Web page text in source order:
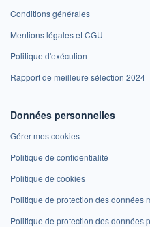
Conditions générales
Mentions légales et CGU
Politique d'exécution
Rapport de meilleure sélection 2024
Données personnelles
Gérer mes cookies
Politique de confidentialité
Politique de cookies
Politique de protection des données
Politique de protection des données